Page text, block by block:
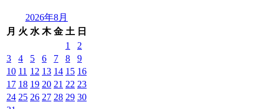
2026年8月
月 火 水 木 金 土 日
1
2
3
4 5 6 7 8
9
10 11 12 13 14 15 16
17 18 19 20 21 22 23
24 25 26 27 28 29 30